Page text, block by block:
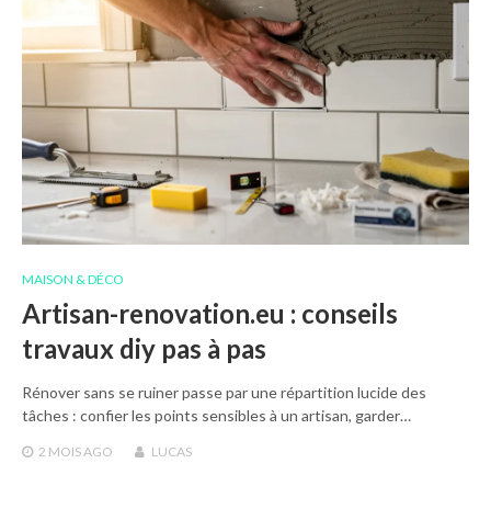
MAISON & DÉCO
Artisan-renovation.eu : conseils
travaux diy pas à pas
Rénover sans se ruiner passe par une répartition lucide des
tâches : confier les points sensibles à un artisan, garder…
2 MOIS AGO LUCAS